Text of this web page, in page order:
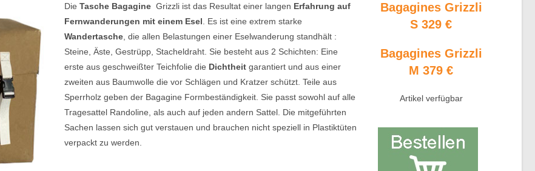
DieTasche Bagagine Grizzli ist das Resultat einer langen Erfahrung auf
Fernwanderungen mit einem Esel . Es ist eine extrem starke
Wandertasche , die allen Belastungen einer Eselwanderung standhält :
Steine, Äste, Gestrüpp, Stacheldraht. Sie besteht aus 2 Schichten: Eine
erste aus geschweißter Teichfolie die Dichtheit garantiert und aus einer
zweiten aus Baumwolle die vor Schlägen und Kratzer schützt. Teile aus
Sperrholz geben der Bagagine Formbeständigkeit. Sie passt sowohl auf alle
Tragesattel Randoline, als auch auf jeden andern Sattel. Die mitgeführten
Sachen lassen sich gut verstauen und brauchen nicht speziell in Plastiktüten
verpackt zu werden.
Bagagines Grizzli
S 329 €
Bagagines Grizzli
M 379 €
Artikel verfügbar